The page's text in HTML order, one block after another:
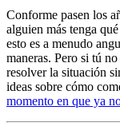
Conforme pasen los
alguien más tenga
esto es a menudo
maneras. Pero si tú
resolver la situación
ideas sobre cómo
momento en que ya